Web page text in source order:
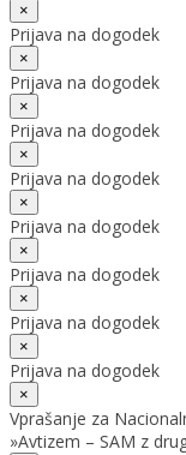
×
Prijava na dogodek
×
Prijava na dogodek
×
Prijava na dogodek
×
Prijava na dogodek
×
Prijava na dogodek
×
Prijava na dogodek
×
Prijava na dogodek
×
Prijava na dogodek
×
Vprašanje za
»Avtizem – SAM z